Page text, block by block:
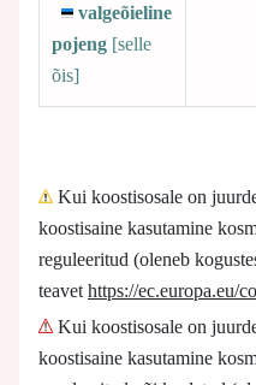
valgeõieline
pojeng [selle
õis]
Kui koostisosale on
koostisaine kasutamine
reguleeritud (oleneb
teavet https://ec.europa.eu/
Kui koostisosale on
koostisaine kasutamine